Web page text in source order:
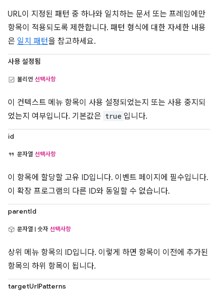
URL이 지정된 패턴 중 하나와 일치하는 문서 또는 프레임에만
항목이 적용되도록 제한합니다. 패턴 형식에 대한 자세한 내용
은 일치 패턴을 참고하세요.
사용 설정됨
불리언 선택사항
이 컨텍스트 메뉴 항목이 사용 설정되었는지 또는 사용 중지되
었는지 여부입니다. 기본값은 true 입니다.
id
문자열 선택사항
이 항목에 할당할 고유 ID입니다. 이벤트 페이지에 필수입니다.
이 확장 프로그램의 다른 ID와 동일할 수 없습니다.
parentId
문자열 | 숫자 선택사항
상위 메뉴 항목의 ID입니다. 이렇게 하면 항목이 이전에 추가된
항목의 하위 항목이 됩니다.
targetUrlPatterns